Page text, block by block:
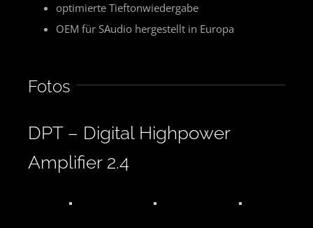
optimierte Tieftonwiedergabe
OEM für SAudio hergestellt in Europa
Fotos
DPT – Digital Highpower
Amplifier 2.4